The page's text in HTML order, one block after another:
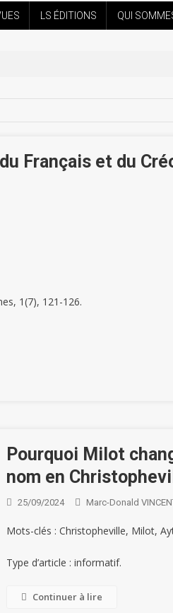
LS ÉDITIONS QUI
Français et du
1(7), 121-126.
Pourquoi Milot
nom en
25/09/2024 Marc-Donald
Mots-clés : Christopheville, Milot,
Type d’article : informatif.
Continuer à lire